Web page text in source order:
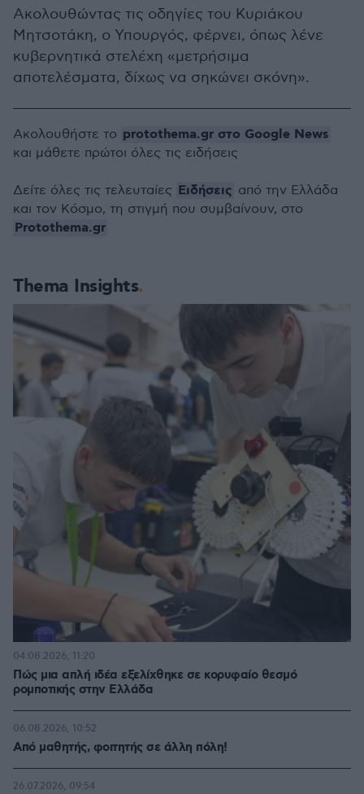
Ακολουθώντας τις οδηγίες του Κυριάκου
Μητσοτάκη, ο Υπουργός, φέρνει, όπως λένε
κυβερνητικά στελέχη «μετρήσιμα
αποτελέσματα, δίχως να σηκώνει σκόνη».
Thema Insights
Πώς μια απλή ιδέα εξελίχθηκε σε κορυφαίο θεσμό
ρομποτικής στην Ελλάδα
04.08.2026, 11:20
Από μαθητής, φοιτητής σε άλλη πόλη!
06.08.2026, 10:52
26.07.2026, 09:54
Ακολουθήστε το protothema.gr στο Google News
και μάθετε πρώτοι όλες τις ειδήσεις
Δείτε όλες τις τελευταίες Ειδήσεις από την Ελλάδα
και τον Κόσμο, τη στιγμή που συμβαίνουν, στο
Protothema.gr